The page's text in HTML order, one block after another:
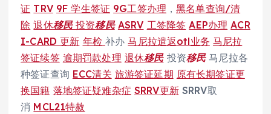
证 TRV 9F 学生签证 9G工签办理 ，黑名单查询/清
除 退休移民 投资移民 ASRV 工签降签 AEP办理 ACR
I-CARD 更新 年检 补办马尼拉遣返otl业务 马尼拉
签证续签 逾期罚款处理 退休移民投资移民马尼拉各
种签证查询 ECC清关 旅游签证延期 原有长期签证更
换国籍 落地签证疑难杂症 SRRV更新SRRV取
消 MCL21特赦